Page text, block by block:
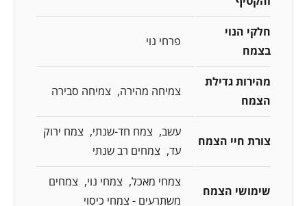
חלקי הנוי
בצמח
פרחי נוי
מהירות גדילת
הצמח
צמיחה מהירה צמיחה סבירה
צורת חיי הצמח
עשב צמח חד-שנתי
צמח ירוק
עד
צמחים רב שנתי
שימושי הצמח
צמחי מאכל צמחי נוי
צמחים
משתרעים - צמחי כיסוי